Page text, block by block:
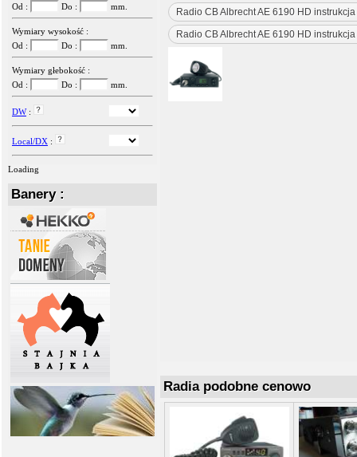
Od :
Do : mm.
Wymiary wysokość :
Od :
Do : mm.
Wymiary głebokość :
Od :
Do : mm.
DW:
Local/DX :
Loading
Banery :
Radio CB Albrecht AE 6190 HD
Radio CB Albrecht AE 6190 HD
Radia podobne cenowo